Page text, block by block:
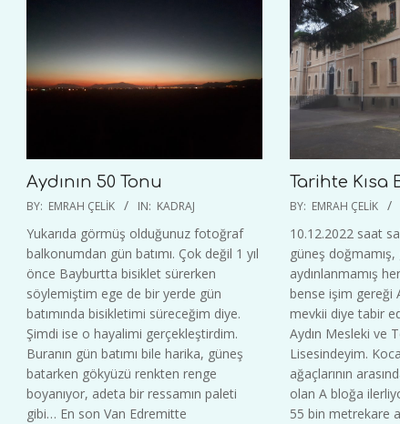
Aydının 50 Tonu
2022-
10
BY: EMRAH ÇELIK IN: KADRAJ
Yukarıda görmüş olduğunuz fotoğraf
balkonumdan gün batımı. Çok değil 1 yıl
önce Bayburtta bisiklet sürerken
söylemiştim ege de bir yerde gün
batımında bisikletimi süreceğim diye.
Şimdi ise o hayalimi gerçekleştirdim.
Buranın gün batımı bile harika, güneş
batarken gökyüzü renkten renge
boyanıyor, adeta bir ressamın paleti
gibi… En son Van Edremitte
Tarihte Kısa
2022-
10
BY: EMRAH ÇELIK
10.12.2022 saat
güneş doğmamış,
aydınlanmamış
bense işim gereği
mevkii diye tabir
Aydın Mesleki ve
Lisesindeyim.
ağaçlarının
olan A bloğa
55 bin metrekare